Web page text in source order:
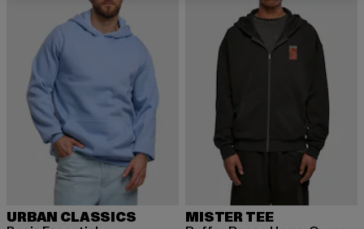
URBAN CLASSICS MISTER TEE